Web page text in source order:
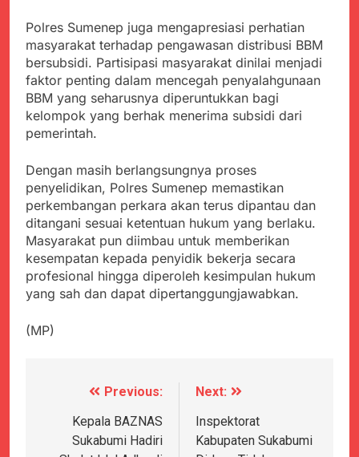
Polres Sumenep juga mengapresiasi perhatian
masyarakat terhadap pengawasan distribusi BBM
bersubsidi. Partisipasi masyarakat dinilai menjadi
faktor penting dalam mencegah penyalahgunaan
BBM yang seharusnya diperuntukkan bagi
kelompok yang berhak menerima subsidi dari
pemerintah.
Dengan masih berlangsungnya proses
penyelidikan, Polres Sumenep memastikan
perkembangan perkara akan terus dipantau dan
ditangani sesuai ketentuan hukum yang berlaku.
Masyarakat pun diimbau untuk memberikan
kesempatan kepada penyidik bekerja secara
profesional hingga diperoleh kesimpulan hukum
yang sah dan dapat dipertanggungjawabkan.
(MP)
NavigasiPrevious:
Kepala BAZNAS
Sukabumi Hadiri
Next:
Inspektorat
Kabupaten Sukabumi